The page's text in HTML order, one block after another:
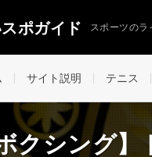
ポガイド スポーツのラ
サイト説明 テニス
クシング】